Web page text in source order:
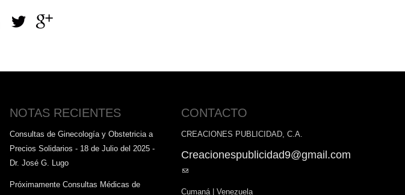
NOTAS RECIENTES
Consultas de Ginecología y Obstetricia a
Precios Solidarios - 18 de Julio del 2025 -
Dr. José G. Lugo
Próximamente Consultas Médicas de
CONTACTO
CREACIONES PUBLICIDAD, C.A.
Creacionespublicidad9@gmail.com
(link
Cumaná | Venezuela